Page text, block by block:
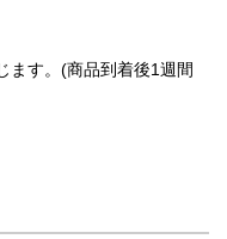
ます。(商品到着後1週間